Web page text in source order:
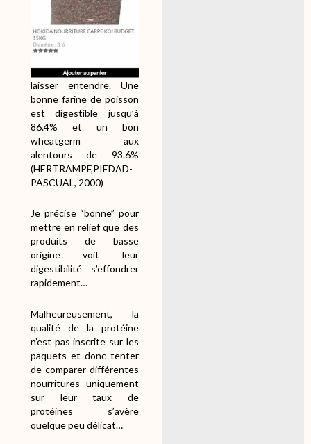
laisser entendre. Une
bonne farine de poisson
est digestible jusqu’à
86.4% et un bon
wheatgerm aux
alentours de 93.6%
(HERTRAMPF,PIEDAD-
PASCUAL, 2000)
Je précise “bonne” pour
mettre en relief que des
produits de basse
origine voit leur
digestibilité s’effondrer
rapidement…
Malheureusement, la
qualité de la protéine
n’est pas inscrite sur les
paquets et donc tenter
de comparer différentes
nourritures uniquement
sur leur taux de
protéines s’avère
quelque peu délicat…